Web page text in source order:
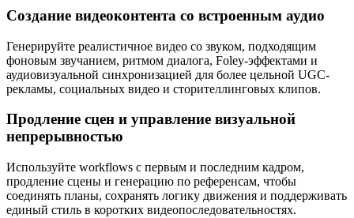
Создание видеоконтента со встроенным аудио
Генерируйте реалистичное видео со звуком, подходящим
фоновым звучанием, ритмом диалога, Foley-эффектами и
аудиовизуальной синхронизацией для более цельной UGC-
рекламы, социальных видео и сторителлинговых клипов.
Продление сцен и управление визуальной
непрерывностью
Используйте workflows с первым и последним кадром,
продление сцены и генерацию по референсам, чтобы
соединять планы, сохранять логику движения и поддерживать
единый стиль в коротких видеопоследовательностях.